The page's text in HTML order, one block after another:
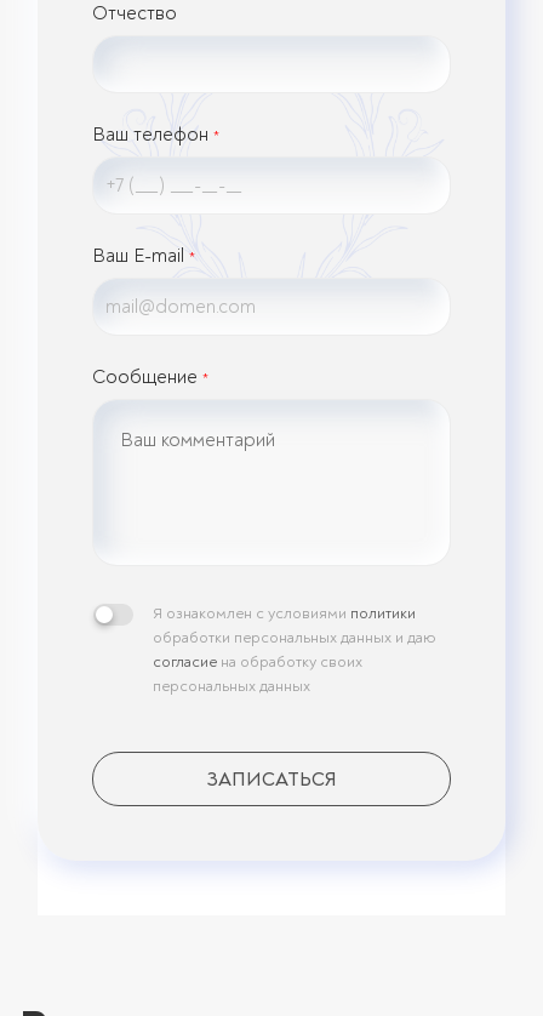
Отчество
Ваш телефон *
Ваш E-mail *
Сообщение *
Я ознакомлен с условиями политики
обработки персональных данных и даю
согласие на обработку своих
персональных данных
ЗАПИСАТЬСЯ